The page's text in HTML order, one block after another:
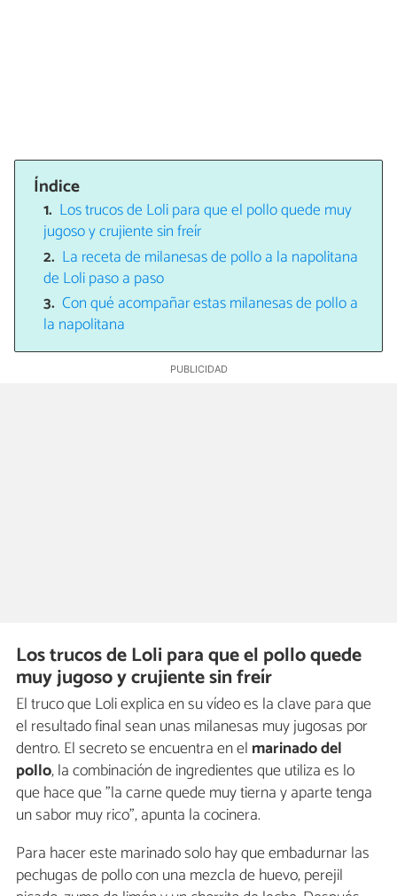
Índice
Los trucos de Loli para que el pollo quede muy
jugoso y crujiente sin freír
La receta de milanesas de pollo a la napolitana
de Loli paso a paso
Con qué acompañar estas milanesas de pollo a
la napolitana
Los trucos de Loli para que el pollo quede
muy jugoso y crujiente sin freír
El truco que Loli explica en su vídeo es la clave para que
el resultado final sean unas milanesas muy jugosas por
dentro. El secreto se encuentra en el marinado del
pollo, la combinación de ingredientes que utiliza es lo
que hace que "la carne quede muy tierna y aparte tenga
un sabor muy rico", apunta la cocinera.
Para hacer este marinado solo hay que embadurnar las
pechugas de pollo con una mezcla de huevo, perejil